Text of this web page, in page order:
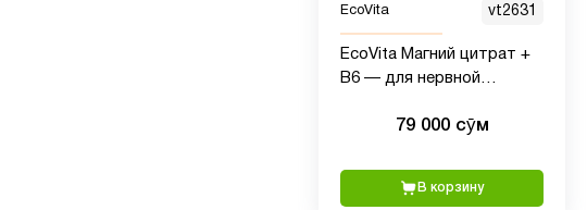
EcoVita vt2631
EcoVita Магний цитрат +
В6 — для нервной
79 000 сӯм
В корзину